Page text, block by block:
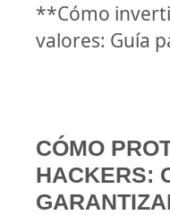
**Cómo
valores: Guía
CÓMO
HACKERS: